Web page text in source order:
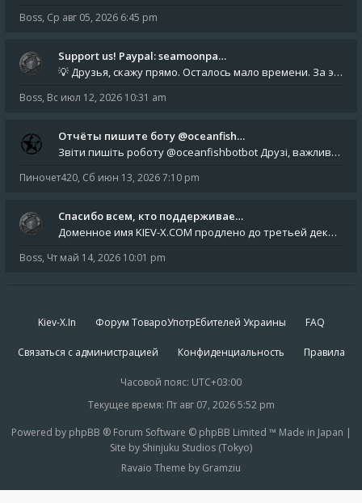
Boss, Ср авг 05, 2026 6:45 pm
Support us! Paypal: seamoonpa…
💡 Друзья, скажу прямо. Осталось мало времени. За это время нам нужно закрыть последние обязательные расходы: около 500
Boss, Вс июл 12, 2026 10:31 am
Отчёты пишите боту @oceanfish…
Звіти пишіть роботу @oceanfishbotbot Друзі, важливе повідомлення для учасників форума. Основне звернення опублікован
Пиночет420, Сб июн 13, 2026 7:10 pm
Спасибо всем, кто поддерживае…
Доменное имя KIEV-X.COM продлено до третьей декады августа 2027 года! Спасибо всем анонимным пользователям, которые по
Boss, Чт май 14, 2026 10:01 pm
Kiev-X.In Форум ТовароУпотрЕбителей Украины FAQ
Связаться с администрацией Конфиденциальность Правила
Часовой пояс: UTC+03:00
Текущее время: Пт авг 07, 2026 5:52 pm
Powered by phpBB ® Forum Software © phpBB Limited ™ Made in Japan |
Site by Shinjuku Studios (Tokyo)
Ravaio Theme by Gramziu